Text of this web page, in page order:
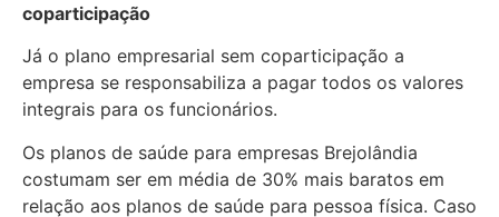
coparticipação
Já o plano empresarial sem coparticipação a
empresa se responsabiliza a pagar todos os valores
integrais para os funcionários.
Os planos de saúde para empresas Brejolândia
costumam ser em média de 30% mais baratos em
relação aos planos de saúde para pessoa física. Caso